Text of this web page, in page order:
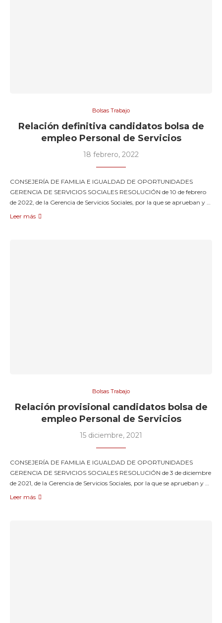
Bolsas Trabajo
Relación definitiva candidatos bolsa de
empleo Personal de Servicios
18 febrero, 2022
CONSEJERÍA DE FAMILIA E IGUALDAD DE OPORTUNIDADES
GERENCIA DE SERVICIOS SOCIALES RESOLUCIÓN de 10 de febrero
de 2022, de la Gerencia de Servicios Sociales, por la que se aprueban y …
Leer más
Bolsas Trabajo
Relación provisional candidatos bolsa de
empleo Personal de Servicios
15 diciembre, 2021
CONSEJERÍA DE FAMILIA E IGUALDAD DE OPORTUNIDADES
GERENCIA DE SERVICIOS SOCIALES RESOLUCIÓN de 3 de diciembre
de 2021, de la Gerencia de Servicios Sociales, por la que se aprueban y …
Leer más